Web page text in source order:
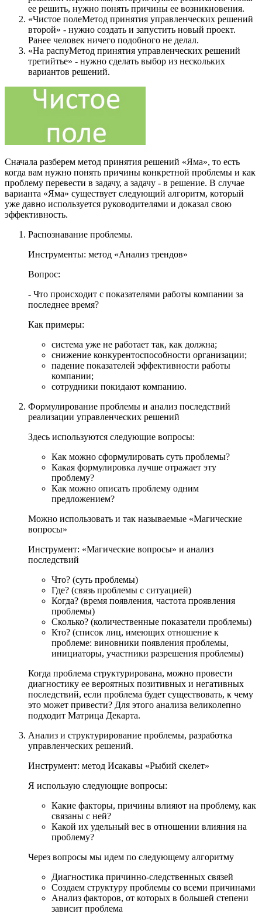
ее решить, нужно понять причины ее возникновения.
«Чистое полеМетод принятия управленческих решений
второй» - нужно создать и запустить новый проект.
Ранее человек ничего подобного не делал.
«На распуМетод принятия управленческих решений
третийтье» - нужно сделать выбор из нескольких
вариантов решений.
Сначала разберем метод принятия решений «Яма», то есть
когда вам нужно понять причины конкретной проблемы и как
проблему перевести в задачу, а задачу - в решение. В случае
варианта «Яма» существует следующий алгоритм, который
уже давно используется руководителями и доказал свою
эффективность.
Распознавание проблемы.
Инструменты: метод «Анализ трендов»
Вопрос:
- Что происходит с показателями работы компании за
последнее время?
Как примеры:
система уже не работает так, как должна;
снижение конкурентоспособности организации;
падение показателей эффективности работы
компании;
сотрудники покидают компанию.
Формулирование проблемы и анализ последствий
реализации управленческих решений
Здесь используются следующие вопросы:
Как можно сформулировать суть проблемы?
Какая формулировка лучше отражает эту
проблему?
Как можно описать проблему одним
предложением?
Можно использовать и так называемые «Магические
вопросы»
Инструмент: «Магические вопросы» и анализ
последствий
Что? (суть проблемы)
Где? (связь проблемы с ситуацией)
Когда? (время появления, частота проявления
проблемы)
Сколько? (количественные показатели проблемы)
Кто? (список лиц, имеющих отношение к
проблеме: виновники появления проблемы,
инициаторы, участники разрешения проблемы)
Когда проблема структурирована, можно провести
диагностику ее вероятных позитивных и негативных
последствий, если проблема будет существовать, к чему
это может привести? Для этого анализа великолепно
подходит Матрица Декарта.
Анализ и структурирование проблемы, разработка
управленческих решений.
Инструмент: метод Исакавы «Рыбий скелет»
Я использую следующие вопросы:
Какие факторы, причины влияют на проблему, как
связаны с ней?
Какой их удельный вес в отношении влияния на
проблему?
Через вопросы мы идем по следующему алгоритму
Диагностика причинно-следственных связей
Создаем структуру проблемы со всеми причинами
Анализ факторов, от которых в большей степени
зависит проблема